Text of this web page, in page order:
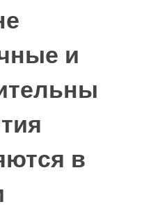
и
в